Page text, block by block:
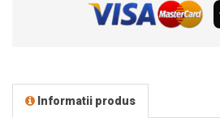
Informatii produs